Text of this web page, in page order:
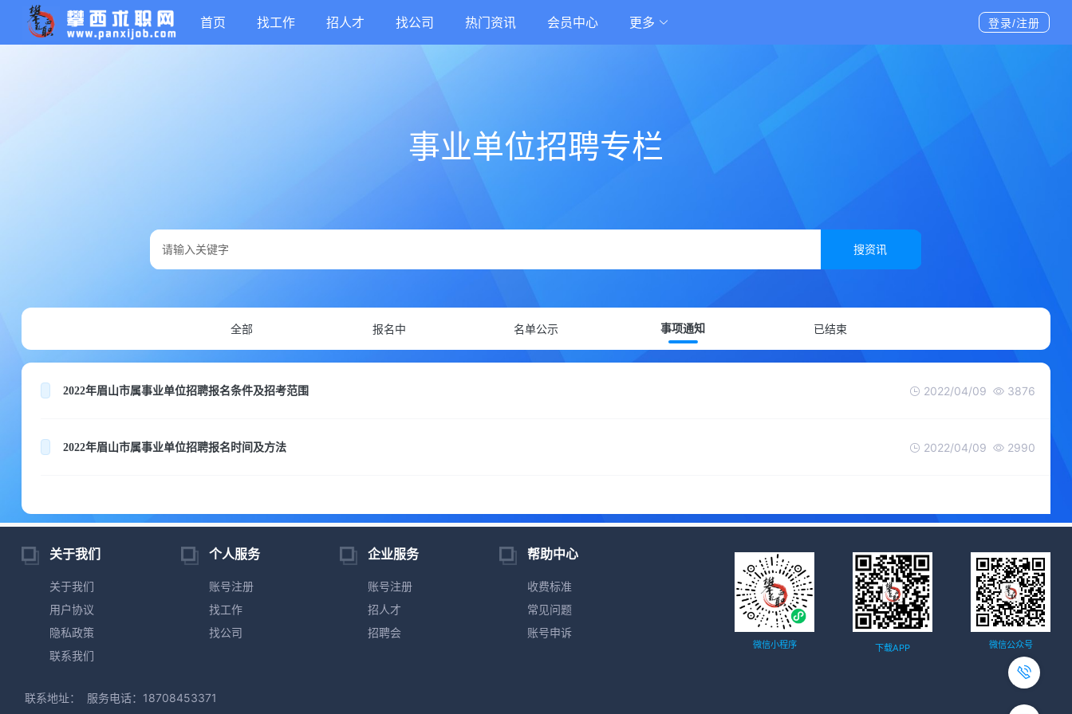
首页 找工作 招人才 找公司 热门资讯 会员中心 更多 登录/注册
事业单位招聘专栏
搜资讯
全部 报名中 名单公示 事项通知 已结束
2022年眉山市属事业单位招聘报名条件及招考范围 2022/04/09 3876
2022年眉山市属事业单位招聘报名时间及方法 2022/04/09 2990
关于我们
关于我们
用户协议
隐私政策
联系我们
个人服务
账号注册
找工作
找公司
企业服务
账号注册
招人才
招聘会
帮助中心
收费标准
常见问题
账号申诉
微信小程序 下载APP 微信公众号
联系地址： 服务电话：18708453371